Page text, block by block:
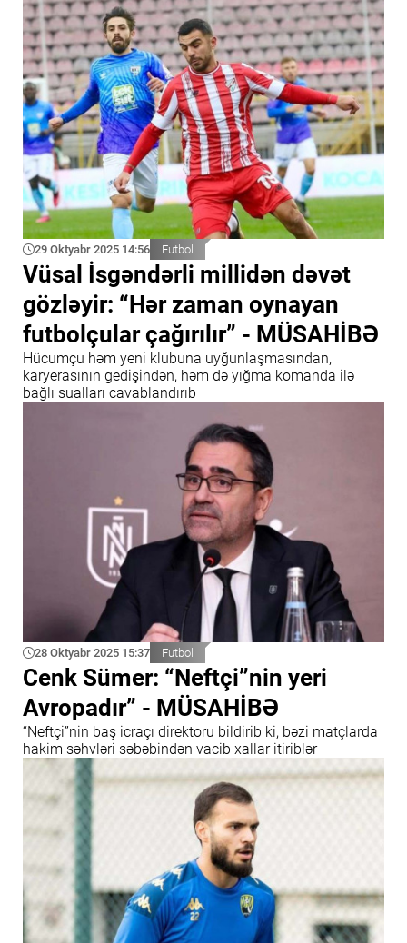
29 Oktyabr 2025 14:56 Futbol
Vüsal İsgəndərli millidən dəvət
gözləyir: “Hər zaman oynayan
futbolçular çağırılır” - MÜSAHİBƏ
Hücumçu həm yeni klubuna uyğunlaşmasından,
karyerasının gedişindən, həm də yığma komanda ilə
bağlı sualları cavablandırıb
28 Oktyabr 2025 15:37 Futbol
Cenk Sümer: “Neftçi”nin yeri
Avropadır” - MÜSAHİBƏ
“Neftçi”nin baş icraçı direktoru bildirib ki, bəzi matçlarda
hakim səhvləri səbəbindən vacib xallar itiriblər